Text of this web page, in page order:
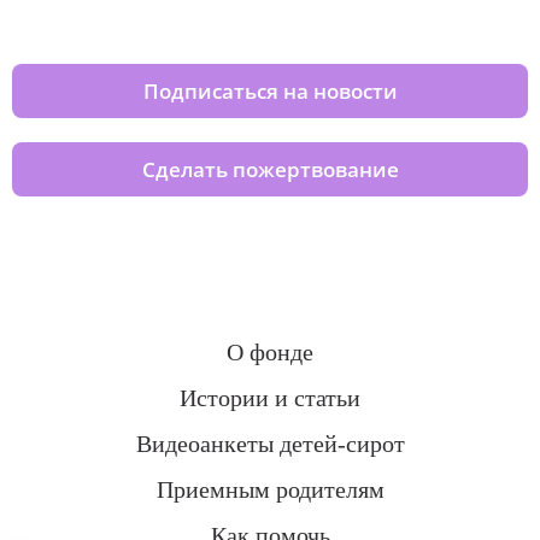
Подписаться на новости
Сделать пожертвование
О фонде
Истории и статьи
Видеоанкеты детей-сирот
Приемным родителям